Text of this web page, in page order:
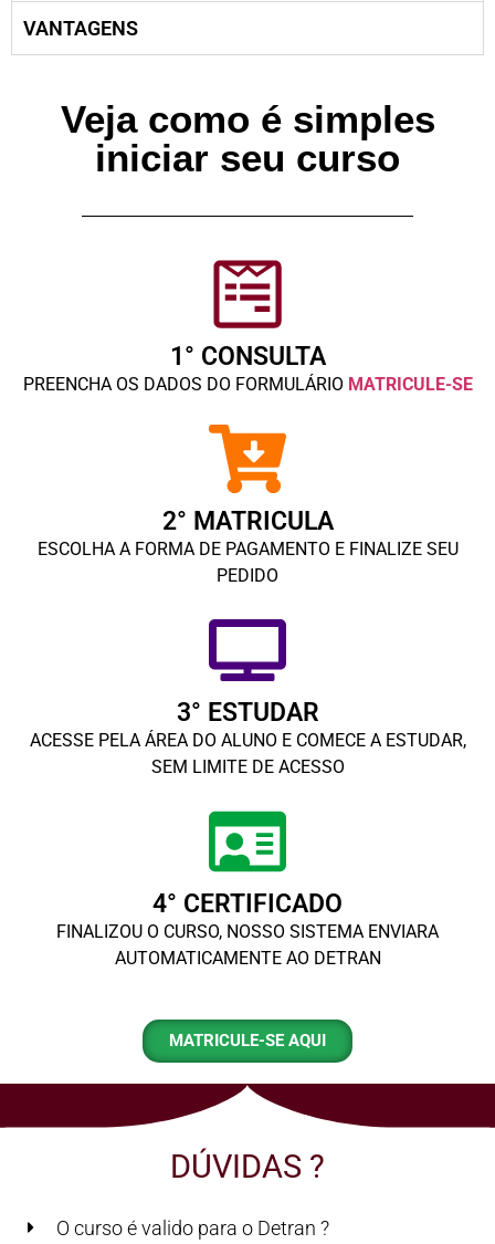
VANTAGENS
Veja como é simples
iniciar seu curso
1° CONSULTA
PREENCHA OS DADOS DO FORMULÁRIO MATRICULE-SE
2° MATRICULA
ESCOLHA A FORMA DE PAGAMENTO E FINALIZE SEU
PEDIDO
3° ESTUDAR
ACESSE PELA ÁREA DO ALUNO E COMECE A ESTUDAR,
SEM LIMITE DE ACESSO
4° CERTIFICADO
FINALIZOU O CURSO, NOSSO SISTEMA ENVIARA
AUTOMATICAMENTE AO DETRAN
MATRICULE-SE AQUI
DÚVIDAS ?
O curso é valido para o Detran ?